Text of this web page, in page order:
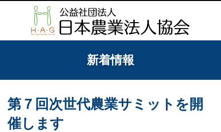
新着情報
第７回次世代農業サミットを開
催します